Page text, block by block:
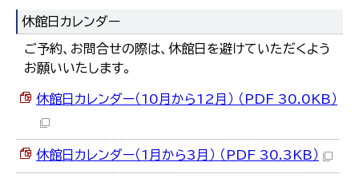
休館日カレンダー
ご予約、お問合せの際は、休館日を避けていただくよう
お願いいたします。
休館日カレンダー（10月から12月） （PDF 30.0KB）
休館日カレンダー（1月から3月） （PDF 30.3KB）